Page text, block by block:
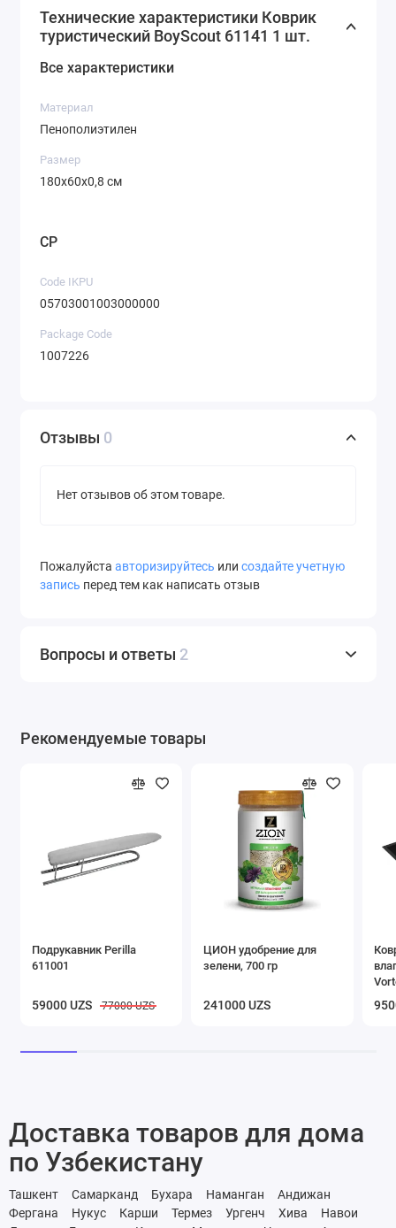
Технические характеристики Коврик
туристический BoyScout 61141 1 шт.
Все характеристики
Материал
Пенополиэтилен
Размер
180х60х0,8 см
CP
Code IKPU
05703001003000000
Package Code
1007226
Отзывы 0
Нет отзывов об этом товаре.
Пожалуйста авторизируйтесь или создайте учетную
запись перед тем как написать отзыв
Вопросы и ответы 2
Рекомендуемые товары
Подрукавник Perilla
611001
59000 UZS 77000 UZS
ЦИОН удобрение для
зелени, 700 гр
241000 UZS
Доставка товаров для дома
по Узбекистану
Ташкент Самарканд Бухара Наманган
Андижан
Фергана
Нукус Карши Термез Ургенч Хива
Навои